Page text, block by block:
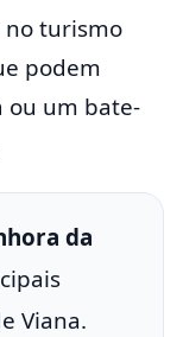
no turismo
podem
ou um bate-
da
Viana.